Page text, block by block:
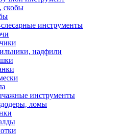
скобы
инструменты
надфили
инструменты
ломы